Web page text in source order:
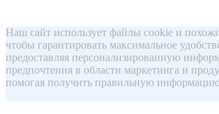
Наш сайт использует файлы cookie и
чтобы гарантировать максимальное
предоставляя персонализированную
предпочтения в области маркетинга и
помогая получить правильную